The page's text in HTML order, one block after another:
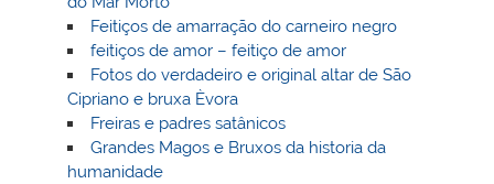
Feitiços de amarração do carneiro negro
feitiços de amor – feitiço de amor
Fotos do verdadeiro e original altar de São
Cipriano e bruxa Èvora
Freiras e padres satânicos
Grandes Magos e Bruxos da historia da
humanidade